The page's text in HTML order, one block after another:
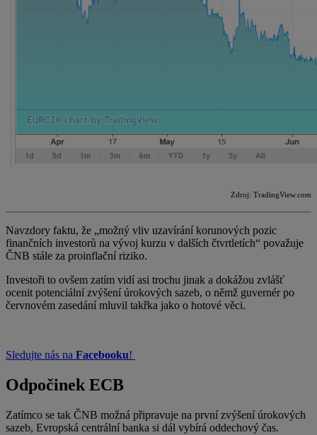
Zdroj: TradingView.com
Navzdory faktu, že „možný vliv uzavírání korunových pozic
finančních investorů na vývoj kurzu v dalších čtvrtletích“ považuje
ČNB stále za proinflační riziko.
Investoři to ovšem zatím vidí asi trochu jinak a dokážou zvlášť
ocenit potenciální zvýšení úrokových sazeb, o němž guvernér po
červnovém zasedání mluvil takřka jako o hotové věci.
Sledujte nás na Facebooku!
Odpočinek ECB
Zatímco se tak ČNB možná připravuje na první zvýšení úrokových
sazeb, Evropská centrální banka si dál vybírá oddechový čas.